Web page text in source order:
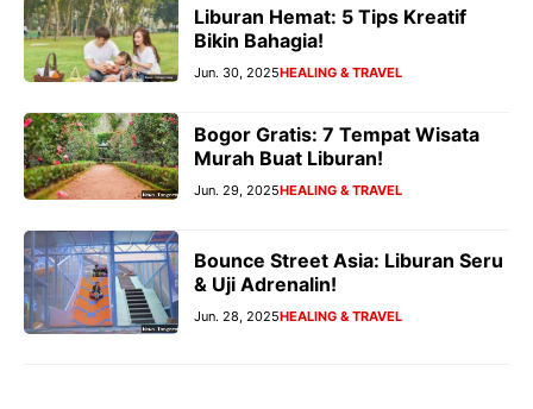
Liburan Hemat: 5 Tips Kreatif
Bikin Bahagia!
Jun. 30, 2025HEALING & TRAVEL
Bogor Gratis: 7 Tempat Wisata
Murah Buat Liburan!
Jun. 29, 2025HEALING & TRAVEL
Bounce Street Asia: Liburan Seru
& Uji Adrenalin!
Jun. 28, 2025HEALING & TRAVEL